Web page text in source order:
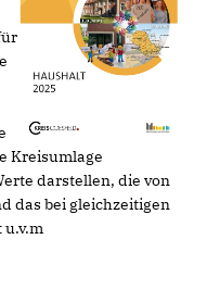
Kreisumlage
darstellen, die von
das bei gleichzeitigen